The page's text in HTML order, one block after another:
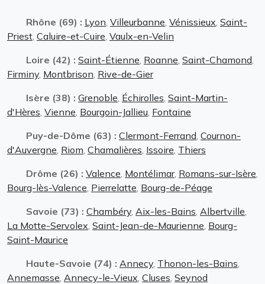
Rhône (69) : Lyon Villeurbanne Vénissieux Saint-
Priest Caluire-et-Cuire Vaulx-en-Velin
Loire (42) : Saint-Étienne Roanne Saint-Chamond
Firminy Montbrison Rive-de-Gier
Isère (38) : Grenoble Échirolles Saint-Martin-
d'Hères Vienne Bourgoin-Jallieu Fontaine
Puy-de-Dôme (63) : Clermont-Ferrand Cournon-
d'Auvergne Riom Chamalières Issoire Thiers
Drôme (26) : Valence Montélimar, Romans-sur-Isère
Bourg-lès-Valence Pierrelatte Bourg-de-Péage
Savoie (73) : Chambéry Aix-les-Bains Albertville
La Motte-Servolex Saint-Jean-de-Maurienne Bourg-
Saint-Maurice
Haute-Savoie (74) : Annecy Thonon-les-Bains
Annemasse Annecy-le-Vieux Cluses Seynod